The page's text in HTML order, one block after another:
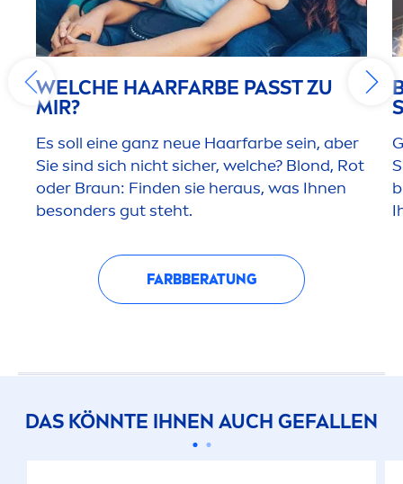
WELCHE HAARFARBE PASST ZU
MIR?
Es soll eine ganz neue Haarfarbe sein, aber
Sie sind sich nicht sicher, welche? Blond, Rot
oder Braun: Finden sie heraus, was Ihnen
besonders gut steht.
FARBBERATUNG
DAS KÖNNTE IHNEN AUCH GEFALLEN